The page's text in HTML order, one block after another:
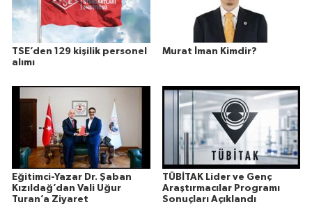
TSE’den 129 kişilik personel
alımı
Murat İman Kimdir?
Eğitimci-Yazar Dr. Şaban
Kızıldağ’dan Vali Uğur
Turan’a Ziyaret
TÜBİTAK Lider ve Genç
Araştırmacılar Programı
Sonuçları Açıklandı